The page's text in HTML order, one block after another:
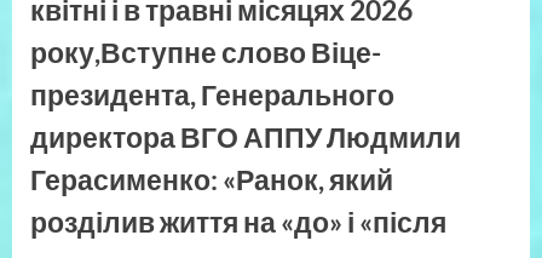
квітні і в травні місяцях 2026
року,Вступне слово Віце-
президента, Генерального
директора ВГО АППУ Людмили
Герасименко: «Ранок, який
розділив життя на «до» і «після